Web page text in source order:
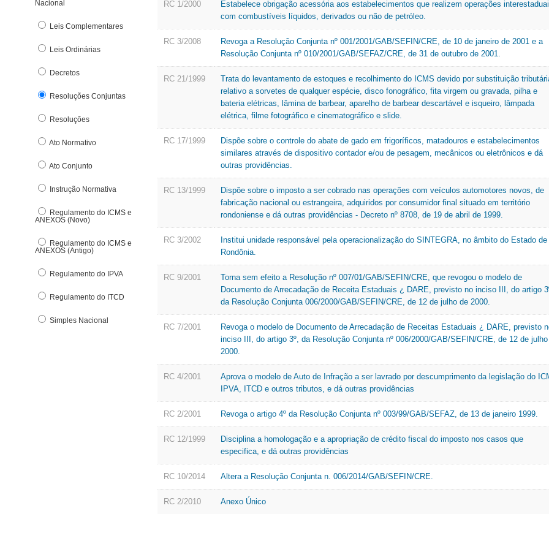
Denúncia Eletrônica
E
Estrutura Básica
F
Fundo de Participação dos Municípos
G
Nota Legal
O
Organograma
Outros
V
Nacional
Leis Complementares
Leis Ordinárias
Decretos
Resoluções Conjuntas
Resoluções
Ato Normativo
Ato Conjunto
Instrução Normativa
Regulamento do ICMS e
ANEXOS (Novo)
Regulamento do ICMS e
ANEXOS (Antigo)
Regulamento do IPVA
Regulamento do ITCD
Simples Nacional
RC 1/2000
Estabelece obrigação acessória aos estabelecimentos que realizem operações
com combustíveis líquidos, derivados ou não de petróleo.
RC 3/2008
Revoga a Resolução Conjunta nº 001/2001/GAB/SEFIN/CRE, de 10 de janeiro de 2001 e a
Resolução Conjunta nº 010/2001/GAB/SEFAZ/CRE, de 31 de outubro de 2001.
RC 21/1999
Trata do levantamento de estoques e recolhimento do ICMS devido por substituição
relativo a sorvetes de qualquer espécie, disco fonográfico, fita virgem ou gravada, pilha e
bateria elétricas, lâmina de barbear, aparelho de barbear descartável e isqueiro, lâmpada
elétrica, filme fotográfico e cinematográfico e slide.
RC 17/1999
Dispõe sobre o controle do abate de gado em frigoríficos, matadouros e estabelecimentos
similares através de dispositivo contador e/ou de pesagem, mecânicos ou eletrônicos e dá
outras providências.
RC 13/1999
Dispõe sobre o imposto a ser cobrado nas operações com veículos automotores novos, de
fabricação nacional ou estrangeira, adquiridos por consumidor final situado em território
rondoniense e dá outras providências - Decreto nº 8708, de 19 de abril de 1999.
RC 3/2002
Institui unidade responsável pela operacionalização do SINTEGRA, no âmbito do Estado de
Rondônia.
RC 9/2001
Torna sem efeito a Resolução nº 007/01/GAB/SEFIN/CRE, que revogou o modelo de
Documento de Arrecadação de Receita Estaduais ¿ DARE, previsto no inciso III, do artigo
da Resolução Conjunta 006/2000/GAB/SEFIN/CRE, de 12 de julho de 2000.
RC 7/2001
Revoga o modelo de Documento de Arrecadação de Receitas Estaduais ¿ DARE, previsto
inciso III, do artigo 3º, da Resolução Conjunta nº 006/2000/GAB/SEFIN/CRE, de 12 de
2000.
RC 4/2001
Aprova o modelo de Auto de Infração a ser lavrado por descumprimento da legislação do
IPVA, ITCD e outros tributos, e dá outras providências
RC 2/2001 Revoga o artigo 4º da Resolução Conjunta nº 003/99/GAB/SEFAZ, de 13 de janeiro 1999.
RC 12/1999
Disciplina a homologação e a apropriação de crédito fiscal do imposto nos casos que
especifica, e dá outras providências
RC 10/2014 Altera a Resolução Conjunta n. 006/2014/GAB/SEFIN/CRE.
RC 2/2010 Anexo Único